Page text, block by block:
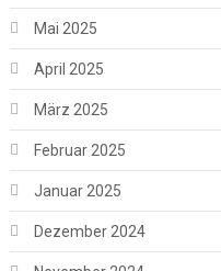
Mai 2025
April 2025
März 2025
Februar 2025
Januar 2025
Dezember 2024